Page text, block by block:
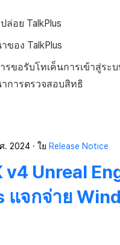
ล่อย TalkPlus
อง TalkPlus
รขอรับโทเค็นการเข้าสู่ระบ
การตรวจสอบสิทธิ
. 2024 ใย Release Notice
v4 Unreal
แจกจ่าย